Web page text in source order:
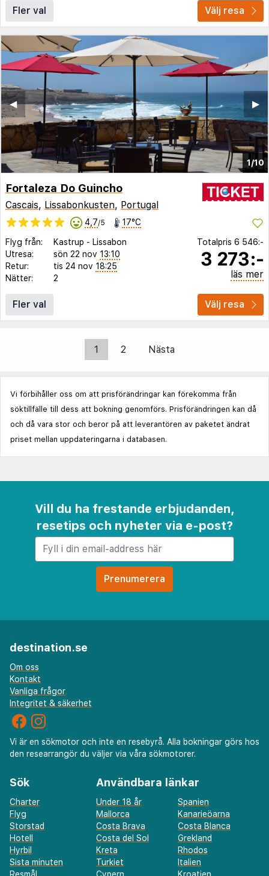
Fler val Välj resa
1/10
▶︎
◀︎
Fortaleza Do Guincho
Cascais, Lissabonkusten, Portugal
4,7/5 17°C
Flyg från: Kastrup - Lissabon
Utresa:
sön 22 nov 13:10
Retur:
tis 24 nov 18:25
Nätter:
2
Totalpris 6 546:-
3 273:-
läs mer
Fler val Välj resa
1 2 Nästa
Vi förbihåller oss om att prisförändringar kan förekomma från
söktillfälle till dess att bokning genomförs. Prisförändringen kan då
och då vara stor och beror på att leverantören av paketet ändrat
priset mellan uppdateringarna i databasen.
Vill du ha frestande erbjudanden,
resetips och nyheter via e-post?
destination.se
Om oss
Kontakt
Vanliga frågor
Integritet & säkerhet
Vi är en sökmotor och inte en resebyrå. Alla bokningar görs hos
den researrangör du väljer via våra sökmotorer.
Sök
Charter
Flyg
Storstad
Hotell
Hyrbil
Sista minuten
Användbara länkar
Under 18 år
Spanien
Mallorca
Kanarieöarna
Costa Brava
Costa Blanca
Costa del Sol
Grekland
Kreta
Rhodos
Turkiet
Italien